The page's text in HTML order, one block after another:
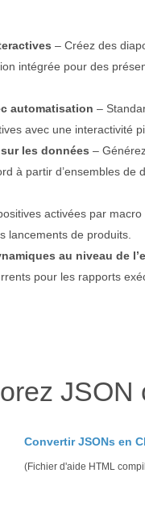
– Créez des
intégrée pour des
automatisation –
avec une interactivité
les données –
à partir d’ensembles de
activées par
lancements de produits.
au niveau de
pour les rapports
JSON
Convertir JSONs en
(Fichier d'aide HTML